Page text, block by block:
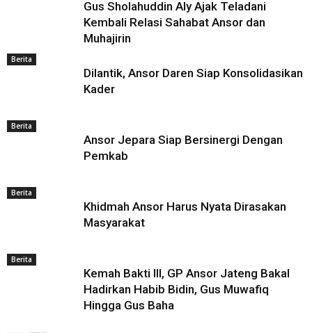
Gus Sholahuddin Aly Ajak Teladani
Kembali Relasi Sahabat Ansor dan
Muhajirin
Berita
Dilantik, Ansor Daren Siap Konsolidasikan
Kader
Berita
Ansor Jepara Siap Bersinergi Dengan
Pemkab
Berita
Khidmah Ansor Harus Nyata Dirasakan
Masyarakat
Berita
Kemah Bakti III, GP Ansor Jateng Bakal
Hadirkan Habib Bidin, Gus Muwafiq
Hingga Gus Baha